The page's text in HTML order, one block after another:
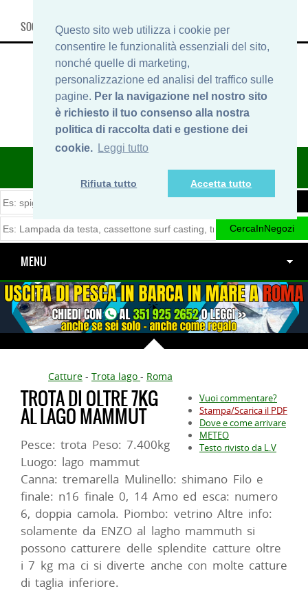
Questo sito web utilizza i cookie per
consentire le funzionalità essenziali del sito,
nonché quelle di marketing,
personalizzazione ed analisi del traffico sulle
pagine. Per la navigazione nel nostro sito
è richiesto il tuo consenso alla nostra
politica di raccolta dati e gestione dei
cookie. Leggi tutto
Rifiuta tutto Accetta tutto
SOCIAL, INFO & SHOP
ITINERARIDIPESCA.IT
MENU
Catture - Trota lago - Roma
Vuoi commentare?
Stampa/Scarica il PDF
Dove e come arrivare
METEO
Testo rivisto da L.V
TROTA DI OLTRE 7KG
AL LAGO MAMMUT
Pesce: trota Peso: 7.400kg
Luogo: lago mammut
Canna: tremarella Mulinello: shimano Filo e
finale: n16 finale 0, 14 Amo ed esca: numero
6, doppia camola. Piombo: vetrino Altre info:
solamente da ENZO al lagho mammuth si
possono catturere delle splendite catture oltre
i 7 kg ma ci si diverte anche con molte catture
di taglia inferiore.